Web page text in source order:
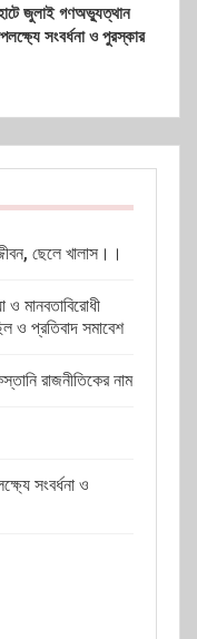
জুলাই গণঅভ্যুত্থান
সংবর্ধনা ও পুরস্কার
ছেলে খালাস।।
মানবতাবিরোধী
ও প্রতিবাদ সমাবেশ
রাজনীতিকের নাম
সংবর্ধনা ও